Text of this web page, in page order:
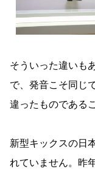
そういった違いも
で、発音こそ同じ
違ったものである
新型キックスの日
れていません。昨